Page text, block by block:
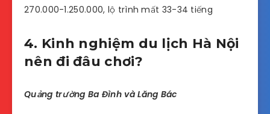
270.000-1.250.000, lộ trình mất 33-34 tiếng
4. Kinh nghiệm du lịch Hà Nội
nên đi đâu chơi?
Quảng trường Ba Đình và Lăng Bác